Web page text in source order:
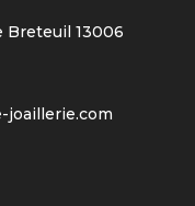
Breteuil 13006
joaillerie.com